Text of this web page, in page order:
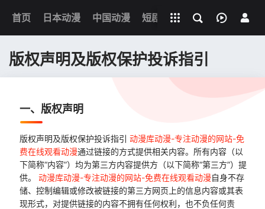
首页 日本动漫 中国动漫 短剧 韩剧 日剧 动漫
下载客户端
版权声明及版权保护投诉指引
一、版权声明
版权声明及版权保护投诉指引 动漫库动漫-专注动漫的网站-免
费在线观看动漫通过链接的方式提供相关内容。所有内容（以
下简称“内容”）均为第三方内容提供方（以下简称“第三方”）提
供。 动漫库动漫-专注动漫的网站-免费在线观看动漫自身不存
储、控制编辑或修改被链接的第三方网页上的信息内容或其表
现形式，对提供链接的内容不拥有任何权利，也不负任何责